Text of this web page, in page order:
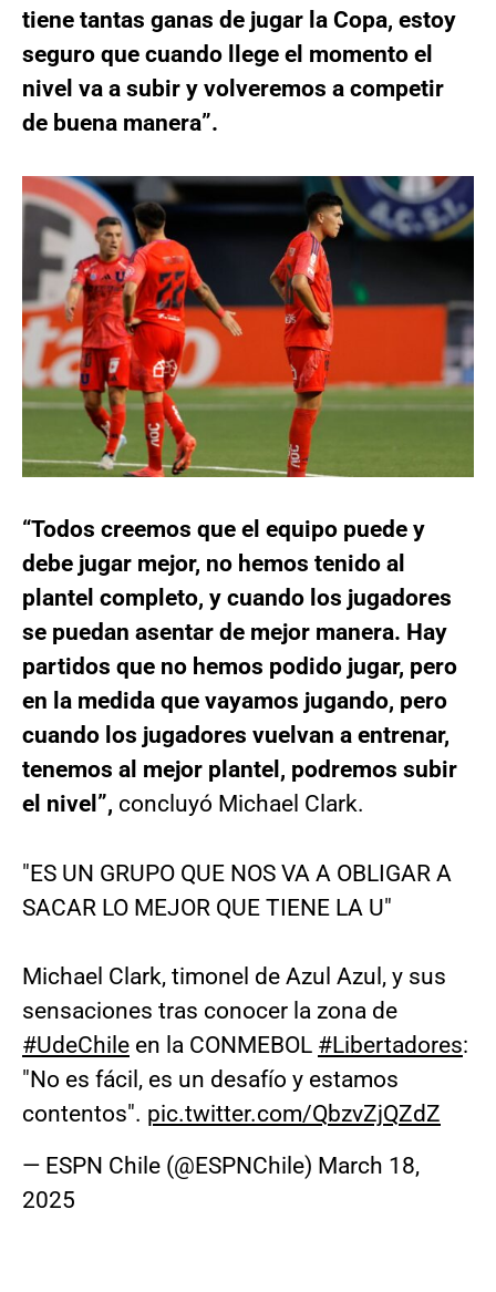
tiene tantas ganas de jugar la Copa, estoy
seguro que cuando llege el momento el
nivel va a subir y volveremos a competir
de buena manera”.
“Todos creemos que el equipo puede y
debe jugar mejor, no hemos tenido al
plantel completo, y cuando los jugadores
se puedan asentar de mejor manera. Hay
partidos que no hemos podido jugar, pero
en la medida que vayamos jugando, pero
cuando los jugadores vuelvan a entrenar,
tenemos al mejor plantel, podremos subir
el nivel”, concluyó Michael Clark.
"ES UN GRUPO QUE NOS VA A OBLIGAR A
SACAR LO MEJOR QUE TIENE LA U"
Michael Clark, timonel de Azul Azul, y sus
sensaciones tras conocer la zona de
#UdeChile en la CONMEBOL #Libertadores:
"No es fácil, es un desafío y estamos
contentos". pic.twitter.com/QbzvZjQZdZ
— ESPN Chile (@ESPNChile) March 18,
2025